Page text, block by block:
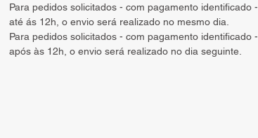
Para pedidos solicitados - com pagamento identificado -
até ás 12h, o envio será realizado no mesmo dia.
Para pedidos solicitados - com pagamento identificado -
após às 12h, o envio será realizado no dia seguinte.